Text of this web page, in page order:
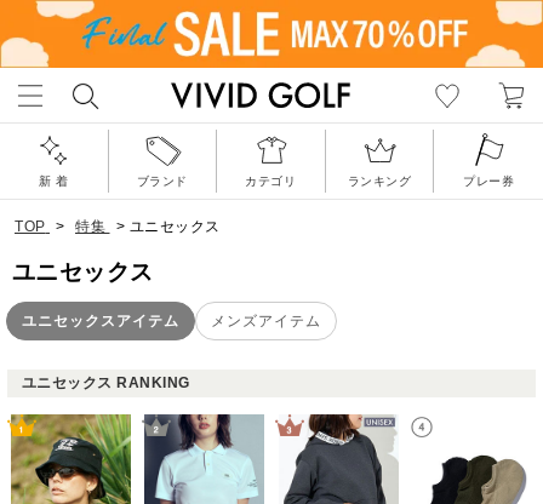
新 着 ブランド カテゴリ ランキング プレー券
TOP > 特集 > ユニセックス
ユニセックス
ユニセックスアイテム メンズアイテム
ユニセックス RANKING